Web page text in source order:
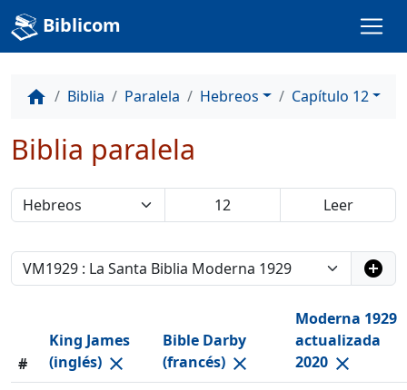
Biblicom
home Biblia Paralela Hebreos Capítulo 12
Biblia paralela
add_circle
#
King James
(inglés) close
Bible Darby
(francés) close
Moderna 1929
actualizada
2020 close